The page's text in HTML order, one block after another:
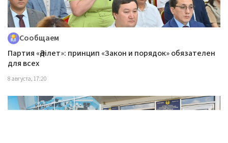
Сообщаем
Партия «Әділет»: принцип «Закон и порядок» обязателен
для всех
8 августа, 17:20